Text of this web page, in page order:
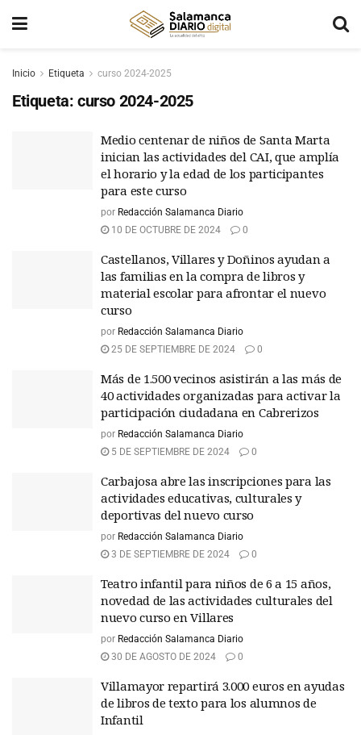
Inicio Etiqueta curso 2024-2025
Etiqueta: curso 2024-2025
Medio centenar de niños de Santa Marta
inician las actividades del CAI, que amplía
el horario y la edad de los participantes
para este curso
por Redacción Salamanca Diario
10 DE OCTUBRE DE 2024
0
Castellanos, Villares y Doñinos ayudan a
las familias en la compra de libros y
material escolar para afrontar el nuevo
curso
por Redacción Salamanca Diario
25 DE SEPTIEMBRE DE 2024
0
Más de 1.500 vecinos asistirán a las más de
40 actividades organizadas para activar la
participación ciudadana en Cabrerizos
por Redacción Salamanca Diario
5 DE SEPTIEMBRE DE 2024
0
Carbajosa abre las inscripciones para las
actividades educativas, culturales y
deportivas del nuevo curso
por Redacción Salamanca Diario
3 DE SEPTIEMBRE DE 2024
0
Teatro infantil para niños de 6 a 15 años,
novedad de las actividades culturales del
nuevo curso en Villares
por Redacción Salamanca Diario
30 DE AGOSTO DE 2024
0
Villamayor repartirá 3.000 euros en ayudas
de libros de texto para los alumnos de
Infantil